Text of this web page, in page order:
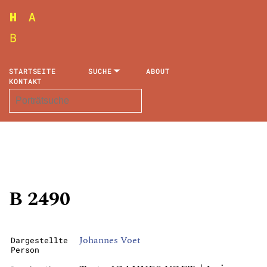
STARTSEITE SUCHE
ABOUT
KONTAKT
B 2490
Dargestellte
Person
Johannes Voet